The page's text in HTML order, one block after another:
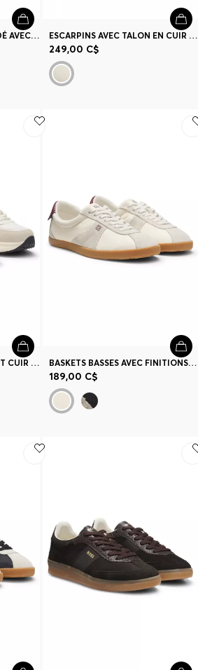
MOCASSINS EN CUIR SUÉDÉ AVEC BOUT À PLATEAU COUSU MAIN ESCARPINS AVEC TALON EN CUIR ET BRIDE ARRIÈRE
249,00 C$
BASKETS EN TOILE, CUIR ET CUIR SUÉDÉ BASKETS BASSES AVEC FINITIONS EN CUIR SUÉDÉ
189,00 C$